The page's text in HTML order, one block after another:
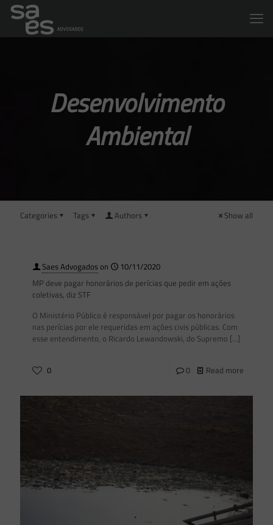
Desenvolvimento
Ambiental
Categories Tags Authors Show all
Saes Advogadoson
10/11/2020
MP deve pagar honorários de perícias que pedir em ações
coletivas, diz STF
O Ministério Público é responsável por pagar os honorários
nas perícias por ele requeridas em ações civis públicas. Com
esse entendimento, o Ricardo Lewandowski, do Supremo […]
0 0 Read more